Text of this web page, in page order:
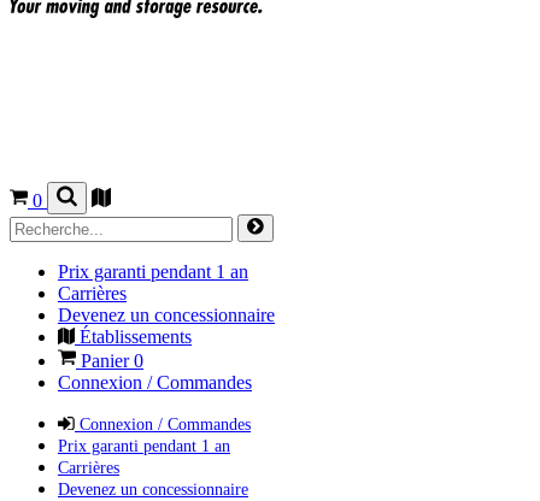
0
Prix garanti pendant 1 an
Carrières
Devenez un concessionnaire
Établissements
Panier0
Connexion / Commandes
Connexion / Commandes
Prix garanti pendant 1 an
Carrières
Devenez un concessionnaire